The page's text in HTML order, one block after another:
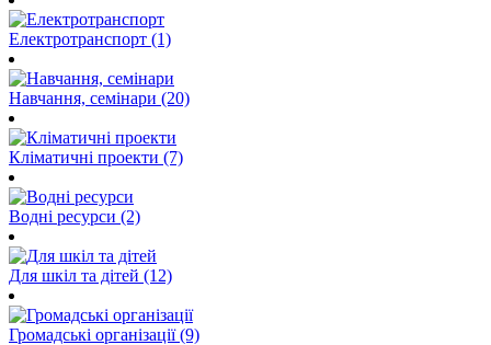
Електротранспорт (1)
Навчання, семінари (20)
Кліматичні проекти (7)
Водні ресурси (2)
Для шкіл та дітей (12)
Громадські організації (9)